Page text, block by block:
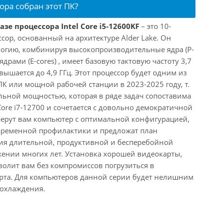
собран этот ПК?
процессора Intel Core i5-12600KF – это 10-
основанный на архитектуре Alder Lake. Он
комбинируя высокопроизводительные ядра (P-
(E-cores) , имеет базовую тактовую частоту 3,7
до 4,9 ГГц. Этот процессор будет одним из
или мощной рабочей станции в 2023-2025 году, т.
мощностью, которая в ряде задач сопоставима
i7-12700 и сочетается с довольно демократичной
вам компьютер с оптимальной конфигурацией,
профилактики и предложат план
длительной, продуктивной и бесперебойной
многих лет. Установка хорошей видеокарты,
вам без компромиссов погрузиться в
Для компьютеров данной серии будет нелишним